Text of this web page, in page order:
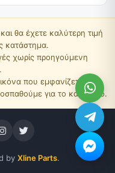
θα έχετε καλύτερη τιμή
κατάστημα.
χωρίς προηγούμενη
που εμφανίζεται στη
για το καλύτερο.
by Xline Parts.